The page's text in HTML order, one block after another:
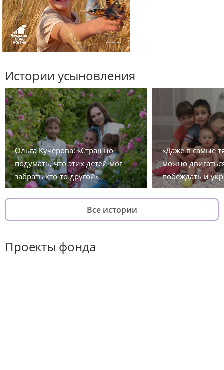
Истории усыновления
Ольга Кучерова: «Страшно
подумать, что этих детей мог
забрать кто-то другой»
«Даже в самые
можно
побеждать и
Все истории
Проекты фонда